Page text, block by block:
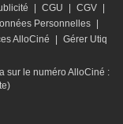
| CGU | CGV |
Personnelles |
AlloCiné | Gérer Utiq
sur le numéro AlloCiné :